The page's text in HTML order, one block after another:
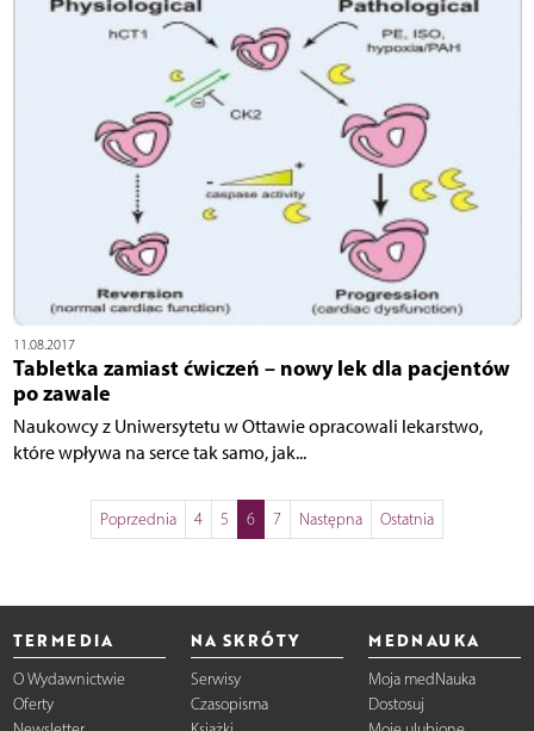
11.08.2017
Tabletka zamiast ćwiczeń – nowy lek dla pacjentów
po zawale
Naukowcy z Uniwersytetu w Ottawie opracowali lekarstwo,
które wpływa na serce tak samo, jak...
Poprzednia 4 5 6 7 Następna Ostatnia
TERMEDIA
O Wydawnictwie
Oferty
NA SKRÓTY
Serwisy
Czasopisma
MEDNAUKA
Moja medNauka
Dostosuj